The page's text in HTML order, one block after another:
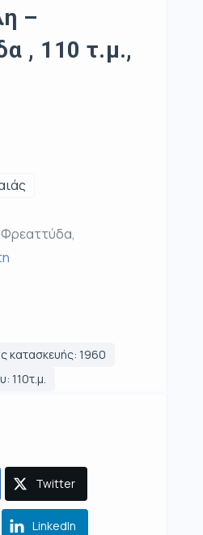
–
, 110 τ.μ.,
Φρεαττύδα,
κατασκευής: 1960
110τ.μ.
Twitter
LinkedIn